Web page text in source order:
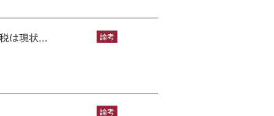
論考
は現状...
論考